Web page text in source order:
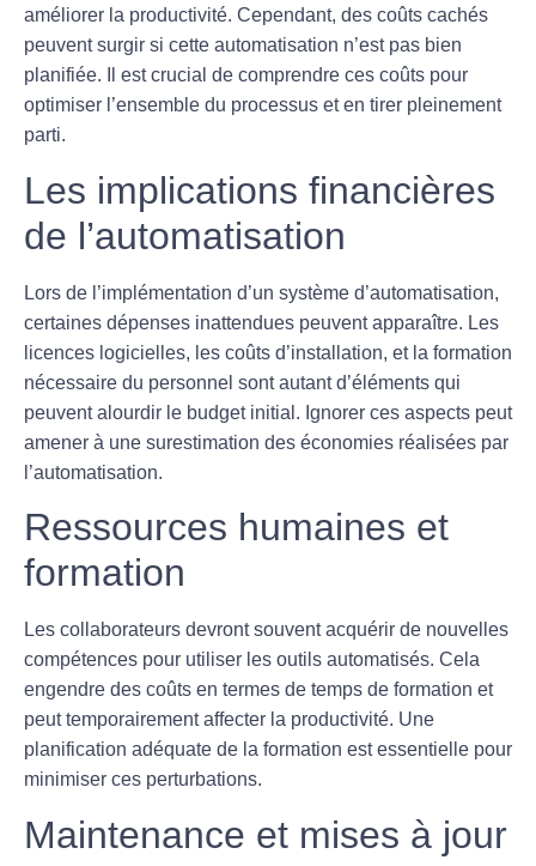
améliorer la productivité. Cependant, des coûts cachés
peuvent surgir si cette automatisation n’est pas bien
planifiée. Il est crucial de comprendre ces coûts pour
optimiser l’ensemble du processus et en tirer pleinement
parti.
Les implications financières
de l’automatisation
Lors de l’implémentation d’un système d’automatisation,
certaines dépenses inattendues peuvent apparaître. Les
licences logicielles, les coûts d’installation, et la formation
nécessaire du personnel sont autant d’éléments qui
peuvent alourdir le budget initial. Ignorer ces aspects peut
amener à une surestimation des économies réalisées par
l’automatisation.
Ressources humaines et
formation
Les collaborateurs devront souvent acquérir de nouvelles
compétences pour utiliser les outils automatisés. Cela
engendre des coûts en termes de temps de formation et
peut temporairement affecter la productivité. Une
planification adéquate de la formation est essentielle pour
minimiser ces perturbations.
Maintenance et mises à jour